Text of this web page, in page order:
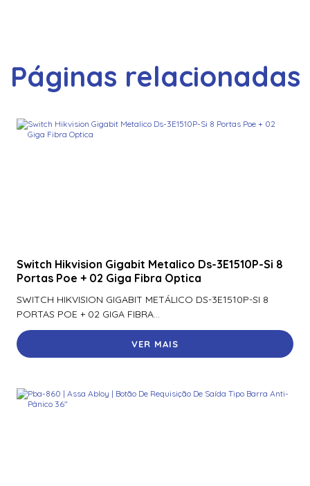
Jetstream
Switch Tp-Link Tl-Sg3428 (T1600G-28Ts T2600G-28Ts)
Jetstream – Tpn0
Páginas relacionadas
Switch Hikvision Gigabit Metalico Ds-3E1510P-Si 8
Portas Poe + 02 Giga Fibra Optica
SWITCH HIKVISION GIGABIT METÁLICO DS-3E1510P-SI 8
PORTAS POE + 02 GIGA FIBRA...
VER MAIS